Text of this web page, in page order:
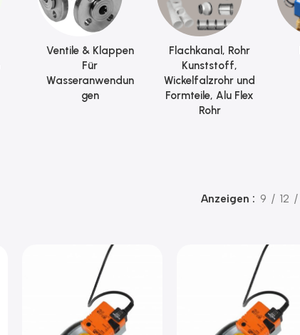
Ventile & Klappen
Für
Wasseranwendun
gen
Flachkanal, Rohr
Kunststoff,
Wickelfalzrohr und
Formteile, Alu Flex
Rohr
Anzeigen 9 12